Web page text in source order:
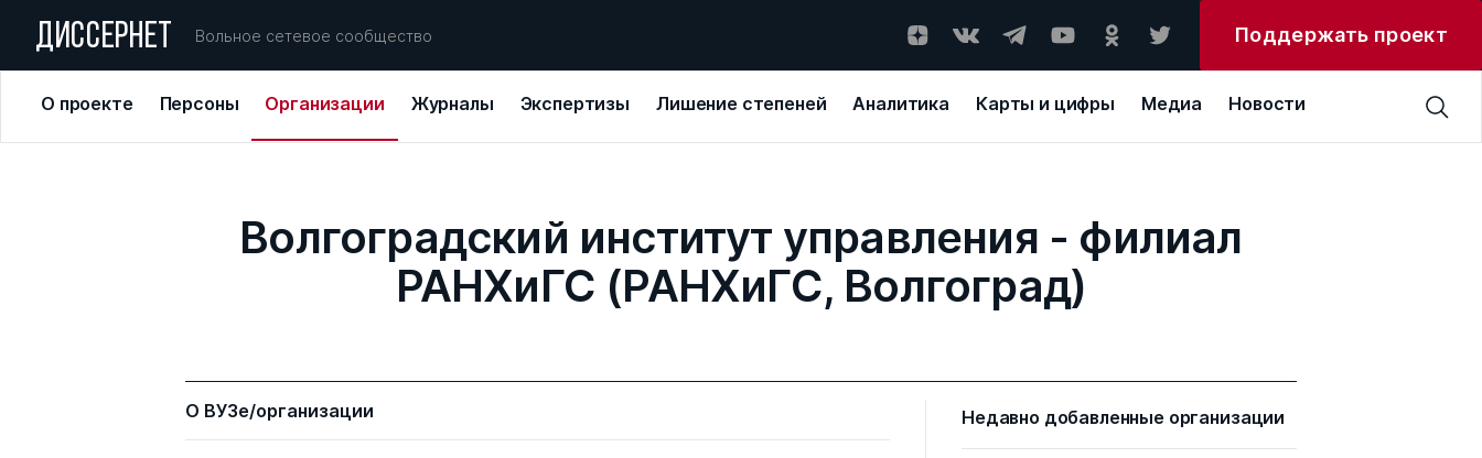
ДИССЕРНЕТ Вольное сетевое сообщество Поддержать проект
О проекте Персоны Организации Журналы Экспертизы Лишение степеней Аналитика Карты и цифры Медиа Новости
Волгоградский институт управления - филиал
РАНХиГС (РАНХиГС, Волгоград)
О ВУЗе/организации Недавно добавленные организации